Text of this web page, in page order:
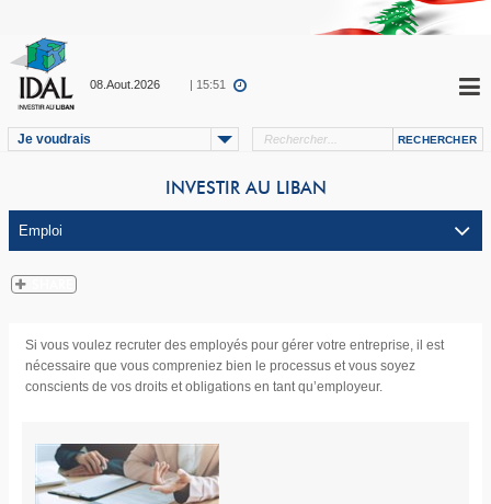
08.Aout.2026 | 15:51
Je voudrais
INVESTIR AU LIBAN
Si vous voulez recruter des employés pour gérer votre entreprise, il est
nécessaire que vous compreniez bien le processus et vous soyez
conscients de vos droits et obligations en tant qu’employeur.